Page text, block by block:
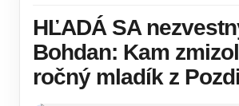
HĽADÁ SA
Bohdan: Kam
ročný mladík z